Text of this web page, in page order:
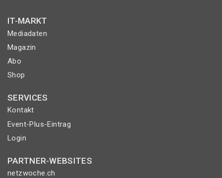
IT-MARKT
Mediadaten
Magazin
Abo
Shop
SERVICES
Kontakt
Event-Plus-Eintrag
Login
PARTNER-WEBSITES
netzwoche.ch